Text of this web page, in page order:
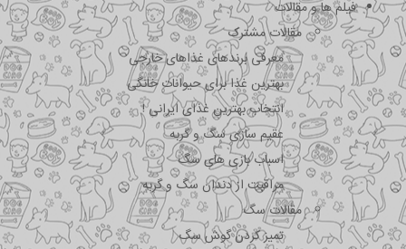
فیلم ها و مقالات
مقالات مشترک
معرفی برندهای غذاهای خارجی
بهترین غذا برای حیوانات خانگی
انتخاب بهترین غذای ایرانی !
عقیم سازی سگ و گربه
اسباب بازی های سگ
مراقبت از دندان سگ و گربه
مقالات سگ
تمیز کردن گوش سگ